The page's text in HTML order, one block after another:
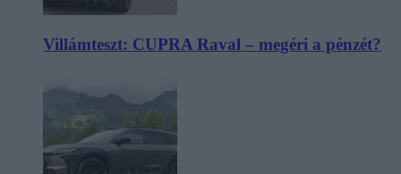
Villámteszt: CUPRA Raval – megéri a pénzét?